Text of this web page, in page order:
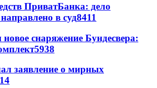
ПриватБанка: дело
в суд8411
снаряжение Бундесвера:
5938
заявление о мирных